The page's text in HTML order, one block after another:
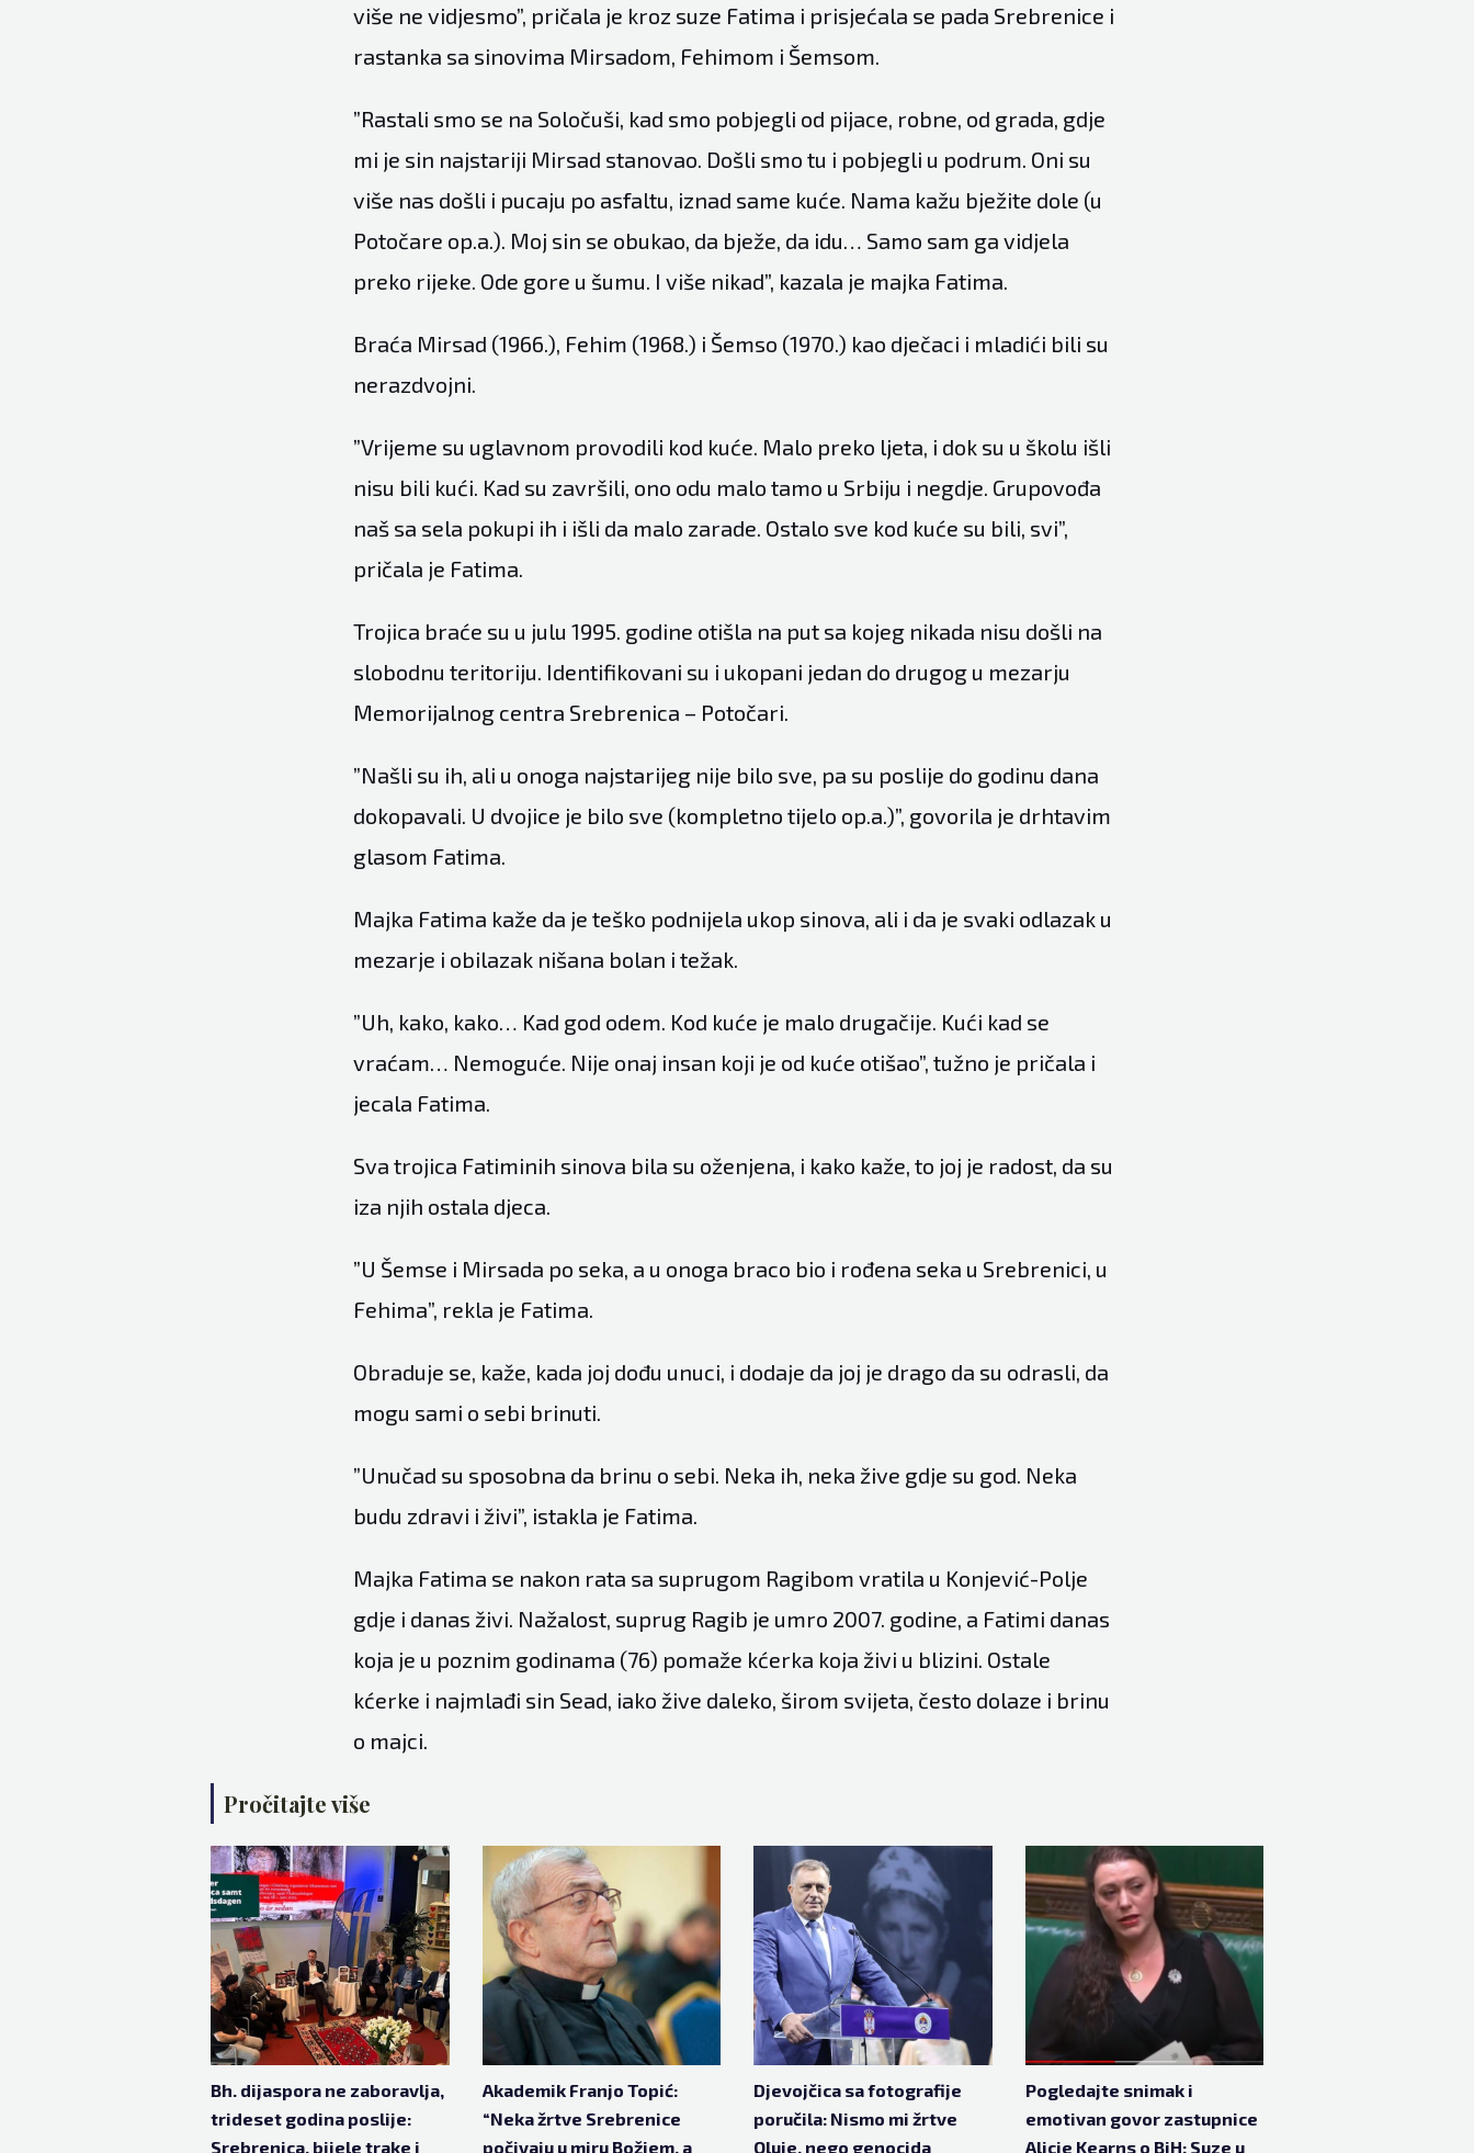
više ne vidjesmo”, pričala je kroz suze Fatima i prisjećala se pada Srebrenice i
rastanka sa sinovima Mirsadom, Fehimom i Šemsom.
”Rastali smo se na Soločuši, kad smo pobjegli od pijace, robne, od grada, gdje
mi je sin najstariji Mirsad stanovao. Došli smo tu i pobjegli u podrum. Oni su
više nas došli i pucaju po asfaltu, iznad same kuće. Nama kažu bježite dole (u
Potočare op.a.). Moj sin se obukao, da bježe, da idu… Samo sam ga vidjela
preko rijeke. Ode gore u šumu. I više nikad”, kazala je majka Fatima.
Braća Mirsad (1966.), Fehim (1968.) i Šemso (1970.) kao dječaci i mladići bili su
nerazdvojni.
”Vrijeme su uglavnom provodili kod kuće. Malo preko ljeta, i dok su u školu išli
nisu bili kući. Kad su završili, ono odu malo tamo u Srbiju i negdje. Grupovođa
naš sa sela pokupi ih i išli da malo zarade. Ostalo sve kod kuće su bili, svi”,
pričala je Fatima.
Trojica braće su u julu 1995. godine otišla na put sa kojeg nikada nisu došli na
slobodnu teritoriju. Identifikovani su i ukopani jedan do drugog u mezarju
Memorijalnog centra Srebrenica – Potočari.
”Našli su ih, ali u onoga najstarijeg nije bilo sve, pa su poslije do godinu dana
dokopavali. U dvojice je bilo sve (kompletno tijelo op.a.)”, govorila je drhtavim
glasom Fatima.
Majka Fatima kaže da je teško podnijela ukop sinova, ali i da je svaki odlazak u
mezarje i obilazak nišana bolan i težak.
”Uh, kako, kako… Kad god odem. Kod kuće je malo drugačije. Kući kad se
vraćam… Nemoguće. Nije onaj insan koji je od kuće otišao”, tužno je pričala i
jecala Fatima.
Sva trojica Fatiminih sinova bila su oženjena, i kako kaže, to joj je radost, da su
iza njih ostala djeca.
”U Šemse i Mirsada po seka, a u onoga braco bio i rođena seka u Srebrenici, u
Fehima”, rekla je Fatima.
Obraduje se, kaže, kada joj dođu unuci, i dodaje da joj je drago da su odrasli, da
mogu sami o sebi brinuti.
”Unučad su sposobna da brinu o sebi. Neka ih, neka žive gdje su god. Neka
budu zdravi i živi”, istakla je Fatima.
Majka Fatima se nakon rata sa suprugom Ragibom vratila u Konjević-Polje
gdje i danas živi. Nažalost, suprug Ragib je umro 2007. godine, a Fatimi danas
koja je u poznim godinama (76) pomaže kćerka koja živi u blizini. Ostale
kćerke i najmlađi sin Sead, iako žive daleko, širom svijeta, često dolaze i brinu
o majci.
Pročitajte više
Bh. dijaspora ne zaboravlja,
trideset godina poslije:
Srebrenica, bijele trake i
Akademik Franjo Topić:
“Neka žrtve Srebrenice
počivaju u miru Božjem, a
Djevojčica sa fotografije
poručila: Nismo mi žrtve
Oluje, nego genocida
Pogledajte snimak i
emotivan govor zastupnice
Alicie Kearns o BiH: Suze u